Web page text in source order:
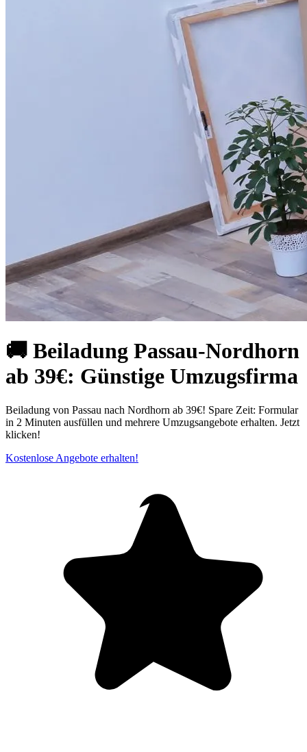
🚚 Beiladung Passau-Nordhorn
ab 39€: Günstige Umzugsfirma
Beiladung von Passau nach Nordhorn ab 39€! Spare Zeit: Formular
in 2 Minuten ausfüllen und mehrere Umzugsangebote erhalten. Jetzt
klicken!
Kostenlose Angebote erhalten!